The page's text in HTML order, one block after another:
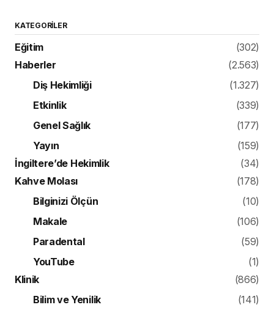
KATEGORILER
Eğitim
(302)
Haberler
(2.563)
Diş Hekimliği
(1.327)
Etkinlik
(339)
Genel Sağlık
(177)
Yayın
(159)
İngiltere’de Hekimlik
(34)
Kahve Molası
(178)
Bilginizi Ölçün
(10)
Makale
(106)
Paradental
(59)
YouTube
(1)
Klinik
(866)
Bilim ve Yenilik
(141)